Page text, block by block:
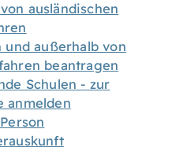
ausländischen
außerhalb von
beantragen
Schulen - zur
anmelden